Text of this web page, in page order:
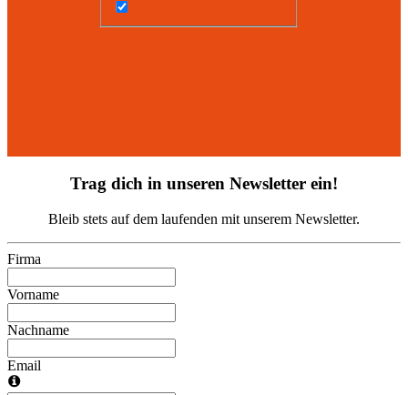
Trag dich in unseren Newsletter ein!
Bleib stets auf dem laufenden mit unserem Newsletter.
Firma
Vorname
Nachname
Email